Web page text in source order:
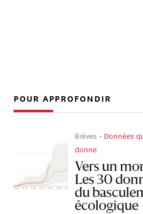
POUR APPROFONDIR
Brèves
Données
donne
Vers un
Les 30
du
écologique